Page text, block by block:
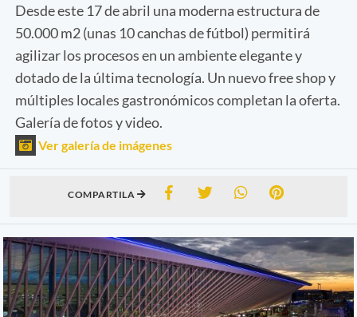
Desde este 17 de abril una moderna estructura de
50.000 m2 (unas 10 canchas de fútbol) permitirá
agilizar los procesos en un ambiente elegante y
dotado de la última tecnología. Un nuevo free shop y
múltiples locales gastronómicos completan la oferta.
Galería de fotos y video.
Ver galería de imágenes
COMPARTILA